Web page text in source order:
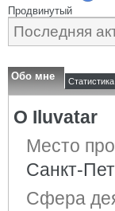
Продвинутый
Последняя
Обо мне Статистика
О Iluvatar
Место
Санкт-
Сфера